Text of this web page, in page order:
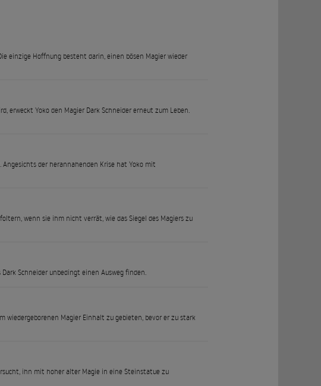
einzige Hoffnung besteht darin, einen bösen Magier wieder
erweckt Yoko den Magier Dark Schneider erneut zum Leben.
der herannahenden Krise hat Yoko mit
wenn sie ihm nicht verrät, wie das Siegel des Magiers zu
Schneider unbedingt einen Ausweg finden.
wiedergeborenen Magier Einhalt zu gebieten, bevor er zu stark
ihn mit hoher alter Magie in eine Steinstatue zu